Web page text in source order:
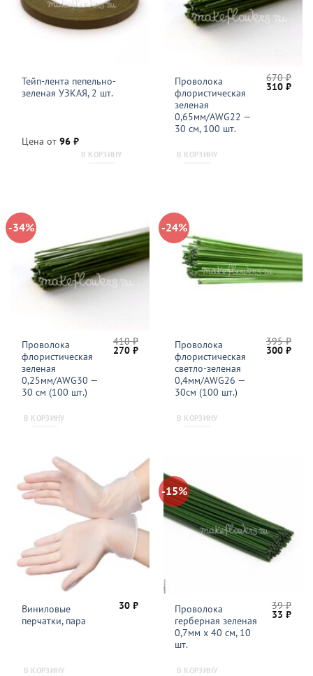
Тейп-лента пепельно-
зеленая УЗКАЯ, 2 шт.
Цена от96₽
В КОРЗИНУ
Проволока
флористическая
зеленая
0,65мм/AWG22 —
30 см, 100 шт.
670₽
310 ₽
В КОРЗИНУ
-34%
Проволока
флористическая
зеленая
0,25мм/AWG30 —
30 см (100 шт.)
410₽
Первоначальная
270 ₽Текущая
В КОРЗИНУ
-24%
Проволока
флористическая
светло-зеленая
0,4мм/AWG26 —
30см (100 шт.)
395₽
300 ₽
В КОРЗИНУ
Виниловые
перчатки, пара
30 ₽
В КОРЗИНУ
-15%
Проволока
герберная зеленая
0,7мм x 40 см, 10
шт.
39₽
33 ₽
В КОРЗИНУ